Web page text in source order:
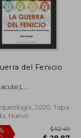
del Fenicio
2020, Tapa
Nuevo